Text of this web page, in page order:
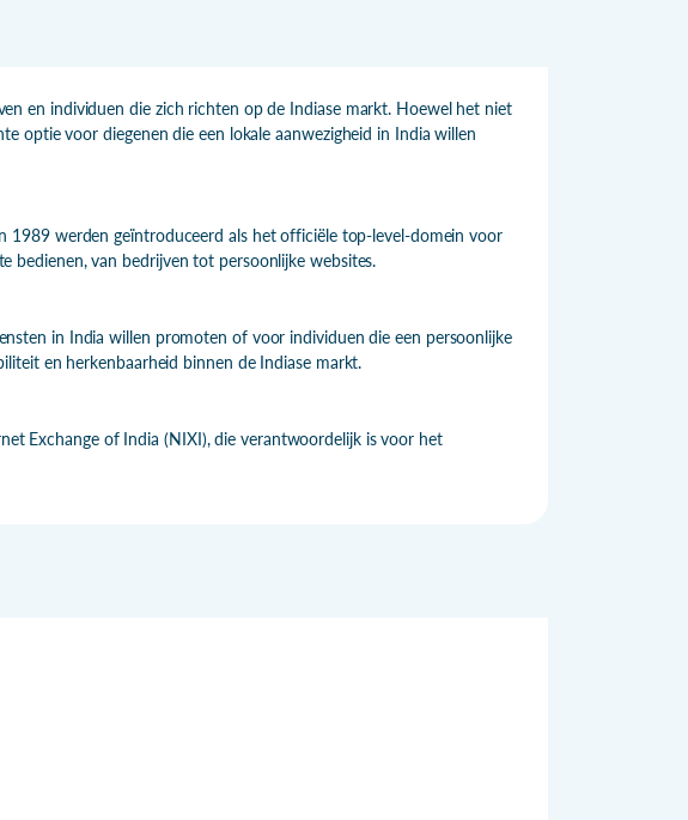
en individuen die zich richten op de Indiase markt. Hoewel het niet
optie voor diegenen die een lokale aanwezigheid in India willen
1989 werden geïntroduceerd als het officiële top-level-domein voor
bedienen, van bedrijven tot persoonlijke websites.
in India willen promoten of voor individuen die een persoonlijke
en herkenbaarheid binnen de Indiase markt.
Exchange of India (NIXI), die verantwoordelijk is voor het